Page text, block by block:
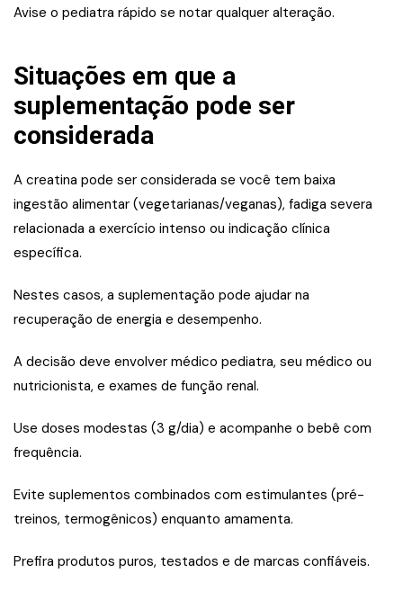
Avise o pediatra rápido se notar qualquer alteração.
Situações em que a
suplementação pode ser
considerada
A creatina pode ser considerada se você tem baixa
ingestão alimentar (vegetarianas/veganas), fadiga severa
relacionada a exercício intenso ou indicação clínica
específica.
Nestes casos, a suplementação pode ajudar na
recuperação de energia e desempenho.
A decisão deve envolver médico pediatra, seu médico ou
nutricionista, e exames de função renal.
Use doses modestas (3 g/dia) e acompanhe o bebê com
frequência.
Evite suplementos combinados com estimulantes (pré-
treinos, termogênicos) enquanto amamenta.
Prefira produtos puros, testados e de marcas confiáveis.